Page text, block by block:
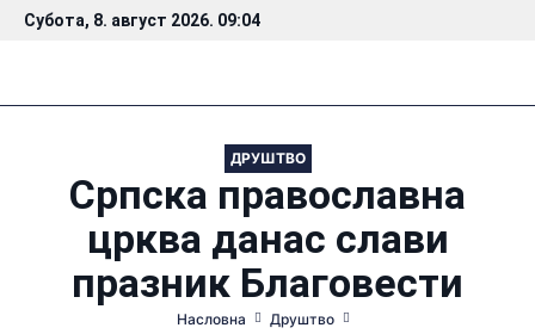
Субота, 8. август 2026. 09:04
ДРУШТВО
Српска православна
црква данас слави
празник Благовести
Насловна
Друштво